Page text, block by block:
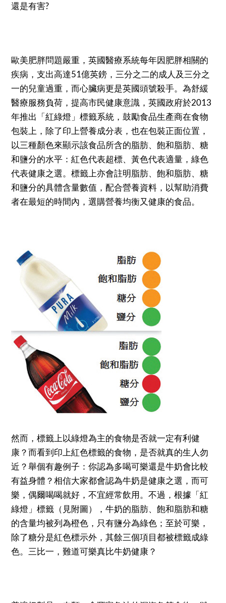
還是有害?
歐美肥胖問題嚴重，英國醫療系統每年因肥胖相關的
疾病，支出高達51億英鎊，三分之二的成人及三分之
一的兒童過重，而心臟病更是英國頭號殺手。為舒緩
醫療服務負荷，提高市民健康意識，英國政府於2013
年推出「紅綠燈」標籤系統，鼓勵食品生產商在食物
包裝上，除了印上營養成分表，也在包裝正面位置，
以三種顏色來顯示該食品所含的脂肪、飽和脂肪、糖
和鹽分的水平：紅色代表超標、黃色代表適量，綠色
代表健康之選。標籤上亦會註明脂肪、飽和脂肪、糖
和鹽分的具體含量數值，配合營養資料，以幫助消費
者在最短的時間內，選購營養均衡又健康的食品。
然而，標籤上以綠燈為主的食物是否就一定有利健
康？而看到印上紅色標籤的食物，是否就真的生人勿
近？舉個有趣例子：你認為多喝可樂還是牛奶會比較
有益身體？相信大家都會認為牛奶是健康之選，而可
樂，偶爾喝喝就好，不宜經常飲用。不過，根據「紅
綠燈」標籤（見附圖），牛奶的脂肪、飽和脂肪和糖
的含量均被列為橙色，只有鹽分為綠色；至於可樂，
除了糖分是紅色標示外，其餘三個項目都被標籤成綠
色。三比一，難道可樂真比牛奶健康？